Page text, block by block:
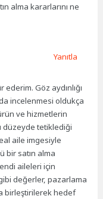
alma kararlarını ne
Göz aydınlığı
incelenmesi oldukça
ve hizmetlerin
düzeyde tetiklediği
aile imgesiyle
bir satın alma
aileleri için
değerler, pazarlama
birleştirilerek hedef
Yanıtla